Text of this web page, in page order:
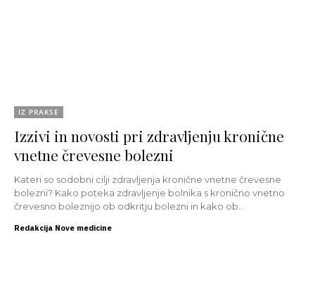
IZ PRAKSE
Izzivi in novosti pri zdravljenju kronične
vnetne črevesne bolezni
Kateri so sodobni cilji zdravljenja kronične vnetne črevesne
bolezni? Kako poteka zdravljenje bolnika s kronično vnetno
črevesno boleznijo ob odkritju bolezni in kako ob...
Redakcija Nove medicine